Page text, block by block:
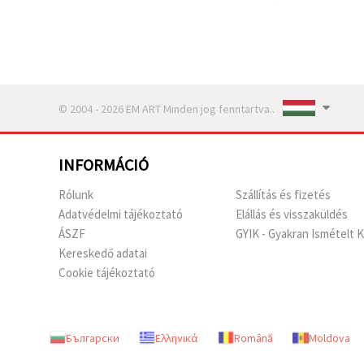
© 2004 - 2026 EM ART Minden jog fenntartva..
INFORMÁCIÓ
Rólunk
Adatvédelmi tájékoztató
ÁSZF
Kereskedő adatai
Cookie tájékoztató
Szállítás és fizetés
Elállás és visszaküldés
GYIK - Gyakran Ismételt
Български Ελληνικά Română Moldova